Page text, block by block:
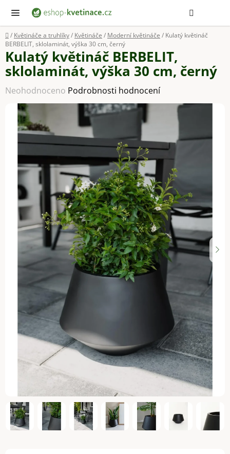
obsah
Domů
/ Květináče a truhlíky/ Květináče / Moderní květináče / Kulatý květináč
BERBELIT, sklolaminát, výška 30 cm, černý
Kulatý květináč BERBELIT,
sklolaminát, výška 30 cm, černý
Průměrné
hodnocení
produktu
hvězdiček.
Neohodnoceno Podrobnosti hodnocení